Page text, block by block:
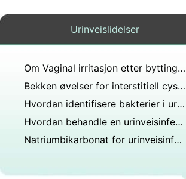
Urinveislidelser
Om Vaginal irritasjon etter bytting Såper
Bekken øvelser for interstitiell cystitt
Hvordan identifisere bakterier i urin Sediment
Hvordan behandle en urinveisinfeksjon med antibiotika
Natriumbikarbonat for urinveisinfeksjoner